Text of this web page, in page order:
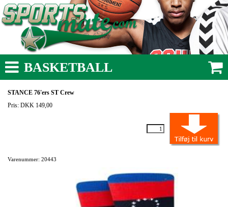
BASKETBALL
STANCE 76'ers ST Crew
Pris: DKK 149,00
Varenummer: 20443